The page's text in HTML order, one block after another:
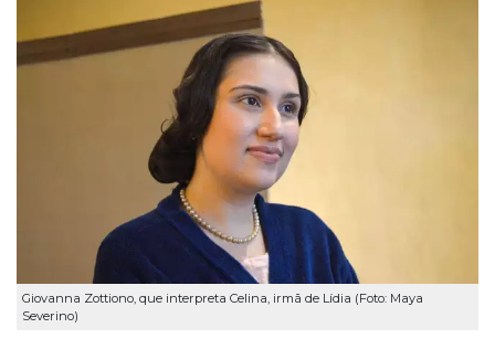
Giovanna Zottiono, que interpreta Celina, irmã de Lídia (Foto: Maya
Severino)